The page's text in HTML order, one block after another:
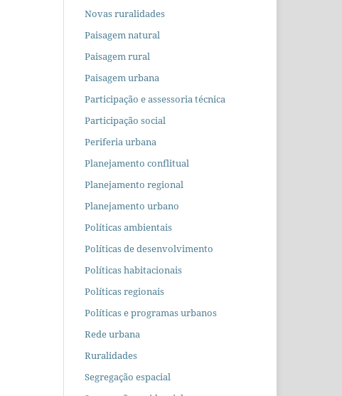
Novas ruralidades
Paisagem natural
Paisagem rural
Paisagem urbana
Participação e assessoria técnica
Participação social
Periferia urbana
Planejamento conflitual
Planejamento regional
Planejamento urbano
Políticas ambientais
Políticas de desenvolvimento
Políticas habitacionais
Políticas regionais
Políticas e programas urbanos
Rede urbana
Ruralidades
Segregação espacial